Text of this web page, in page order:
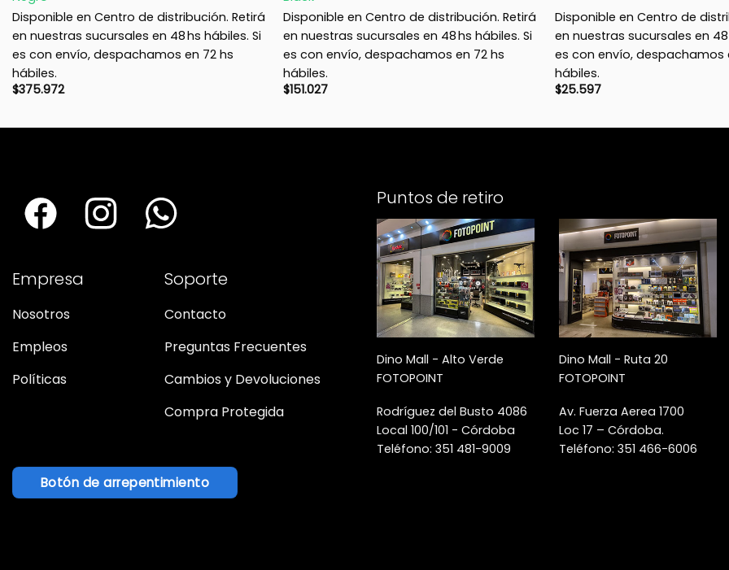
Disponible en Centro de distribución. Retirá
en nuestras sucursales en 48 hs hábiles. Si
es con envío, despachamos en 72 hs
hábiles.
$375.972
Disponible en Centro de distribución. Retirá
en nuestras sucursales en 48 hs hábiles. Si
es con envío, despachamos en 72 hs
hábiles.
$151.027
Disponible en Centro de
en nuestras sucursales en 48
es con envío, despachamos
hábiles.
$25.597
Empresa
Nosotros
Empleos
Políticas
Soporte
Contacto
Preguntas Frecuentes
Cambios y Devoluciones
Compra Protegida
Botón de arrepentimiento
Puntos de retiro
Dino Mall - Alto Verde
FOTOPOINT
Rodríguez del Busto 4086
Local 100/101 - Córdoba
Teléfono: 351 481-9009
Dino Mall - Ruta 20
FOTOPOINT
Av. Fuerza Aerea 1700
Loc 17 – Córdoba.
Teléfono: 351 466-6006